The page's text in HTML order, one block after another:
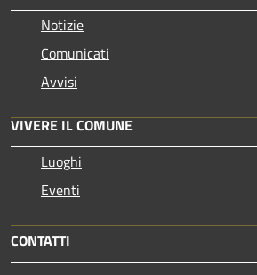
Notizie
Comunicati
Avvisi
VIVERE IL COMUNE
Luoghi
Eventi
CONTATTI